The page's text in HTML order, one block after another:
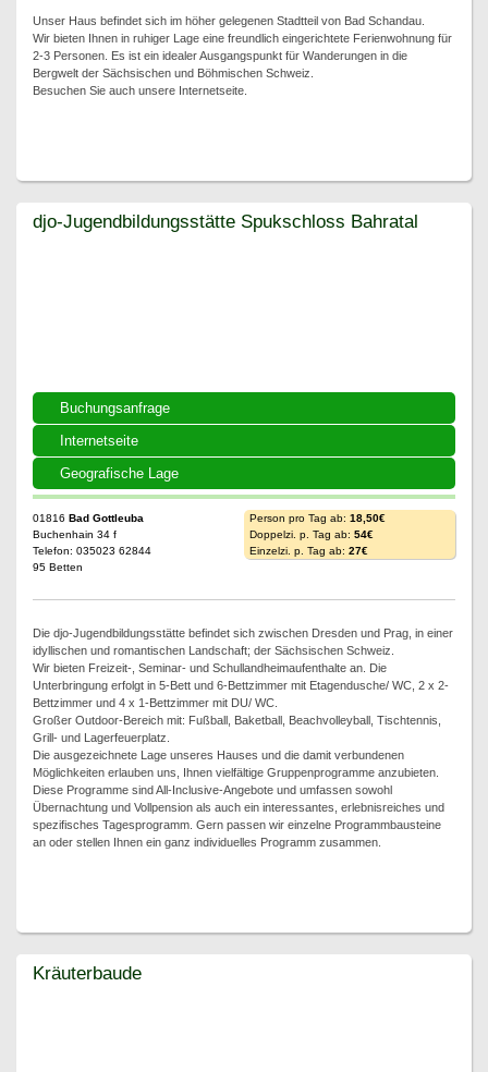
Unser Haus befindet sich im höher gelegenen Stadtteil von Bad Schandau.
Wir bieten Ihnen in ruhiger Lage eine freundlich eingerichtete Ferienwohnung für
2-3 Personen. Es ist ein idealer Ausgangspunkt für Wanderungen in die
Bergwelt der Sächsischen und Böhmischen Schweiz.
Besuchen Sie auch unsere Internetseite.
djo-Jugendbildungsstätte Spukschloss Bahratal
Buchungsanfrage
Internetseite
Geografische Lage
djo-Jugendbildungsstätte Spukschloss Bahratal
01816 Bad Gottleuba
Buchenhain 34 f
Telefon: 035023 62844
95 Betten
Person pro Tag ab: 18,50€
Doppelzi. p. Tag ab: 54€
Einzelzi. p. Tag ab: 27€
Die djo-Jugendbildungsstätte befindet sich zwischen Dresden und Prag, in einer
idyllischen und romantischen Landschaft; der Sächsischen Schweiz.
Wir bieten Freizeit-, Seminar- und Schullandheimaufenthalte an. Die
Unterbringung erfolgt in 5-Bett und 6-Bettzimmer mit Etagendusche/ WC, 2 x 2-
Bettzimmer und 4 x 1-Bettzimmer mit DU/ WC.
Großer Outdoor-Bereich mit: Fußball, Baketball, Beachvolleyball, Tischtennis,
Grill- und Lagerfeuerplatz.
Die ausgezeichnete Lage unseres Hauses und die damit verbundenen
Möglichkeiten erlauben uns, Ihnen vielfältige Gruppenprogramme anzubieten.
Diese Programme sind All-Inclusive-Angebote und umfassen sowohl
Übernachtung und Vollpension als auch ein interessantes, erlebnisreiches und
spezifisches Tagesprogramm. Gern passen wir einzelne Programmbausteine
an oder stellen Ihnen ein ganz individuelles Programm zusammen.
Kräuterbaude
Kräuterbaude